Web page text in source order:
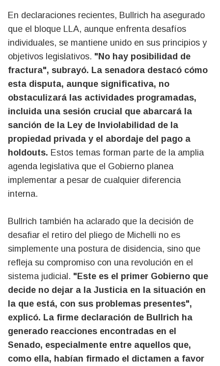
En declaraciones recientes, Bullrich ha asegurado
que el bloque LLA, aunque enfrenta desafíos
individuales, se mantiene unido en sus principios y
objetivos legislativos. "No hay posibilidad de
fractura", subrayó. La senadora destacó cómo
esta disputa, aunque significativa, no
obstaculizará las actividades programadas,
incluida una sesión crucial que abarcará la
sanción de la Ley de Inviolabilidad de la
propiedad privada y el abordaje del pago a
holdouts. Estos temas forman parte de la amplia
agenda legislativa que el Gobierno planea
implementar a pesar de cualquier diferencia
interna.
Bullrich también ha aclarado que la decisión de
desafiar el retiro del pliego de Michelli no es
simplemente una postura de disidencia, sino que
refleja su compromiso con una revolución en el
sistema judicial. "Este es el primer Gobierno que
decide no dejar a la Justicia en la situación en
la que está, con sus problemas presentes",
explicó. La firme declaración de Bullrich ha
generado reacciones encontradas en el
Senado, especialmente entre aquellos que,
como ella, habían firmado el dictamen a favor